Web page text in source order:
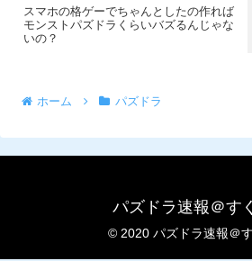
スマホの格ゲーでちゃんとしたの作れば
モンストパズドラくらいバズるんじゃな
いの？
ホーム パズドラ
パズドラ速報＠す
© 2020 パズドラ速報＠